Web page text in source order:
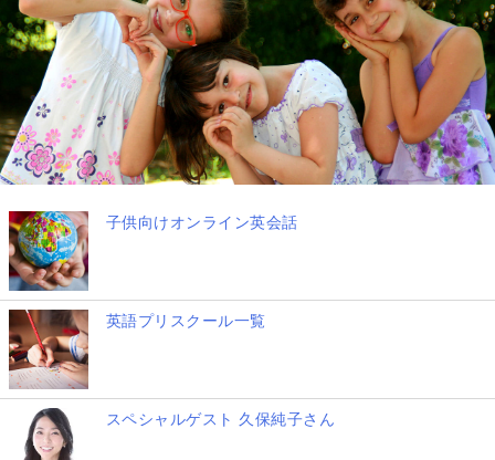
子供向けオンライン英会話
英語プリスクール一覧
スペシャルゲスト 久保純子さん